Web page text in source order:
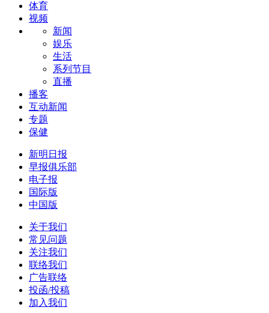
体育
视频
新闻
娱乐
生活
系列节目
直播
播客
互动新闻
专题
保健
新明日报
早报俱乐部
电子报
国际版
中国版
关于我们
常见问题
关注我们
联络我们
广告联络
投函/投稿
加入我们